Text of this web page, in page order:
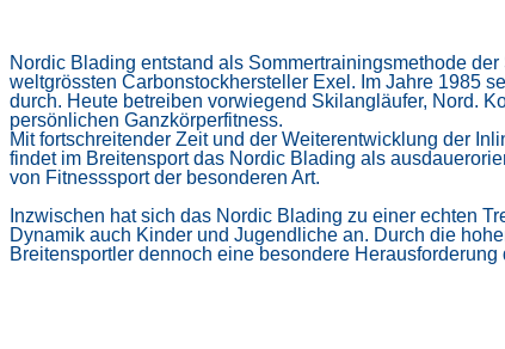
Nordic Blading entstand als Sommertrainingsmethode
weltgrössten Carbonstockhersteller Exel. Im Jahre 1985
durch. Heute betreiben vorwiegend Skilangläufer, Nord.
persönlichen Ganzkörperfitness.
Mit fortschreitender Zeit und der Weiterentwicklung der
findet im Breitensport das Nordic Blading als
von Fitnesssport der besonderen Art.
Inzwischen hat sich das Nordic Blading zu einer echten
Dynamik auch Kinder und Jugendliche an. Durch die
Breitensportler dennoch eine besondere